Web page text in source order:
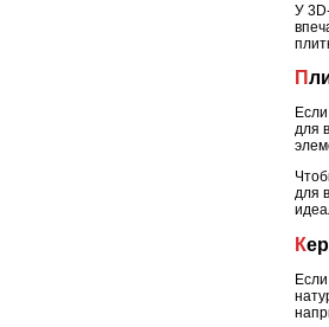
У
для
для